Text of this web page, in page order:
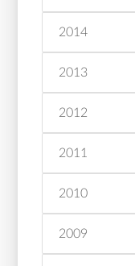
2014
2013
2012
2011
2010
2009